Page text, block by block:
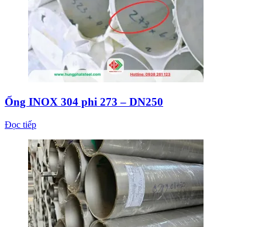
Ống INOX 304 phi 273 – DN250
Đọc tiếp